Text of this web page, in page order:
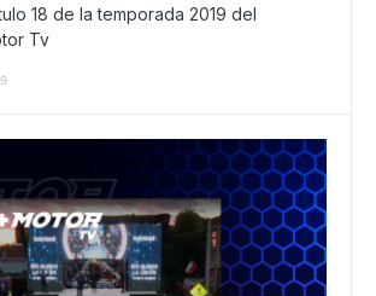
18 de la temporada 2019 del
Tv